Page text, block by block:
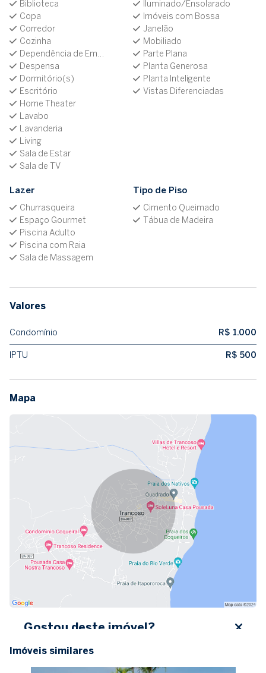
Biblioteca
Copa
Corredor
Cozinha
Dependência de Empregada
Despensa
Dormitório(s)
Escritório
Home Theater
Lavabo
Lavanderia
Living
Sala de Estar
Sala de TV
Iluminado/Ensolarado
Imóveis com Bossa
Janelão
Mobiliado
Parte Plana
Planta Generosa
Planta Inteligente
Vistas Diferenciadas
Lazer
Churrasqueira
Espaço Gourmet
Piscina Adulto
Piscina com Raia
Sala de Massagem
Tipo de Piso
Cimento Queimado
Tábua de Madeira
Valores
Condomínio R$ 1.000
IPTU R$ 500
Mapa
Gostou deste imóvel?
Preencha seus dados abaixo, entre em contato ou
Imóveis similares